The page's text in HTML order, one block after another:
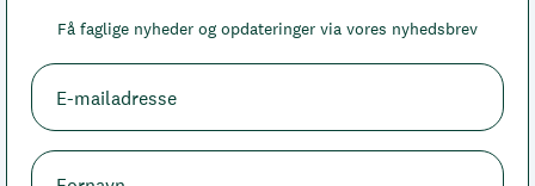
Få faglige nyheder og opdateringer via vores nyhedsbrev